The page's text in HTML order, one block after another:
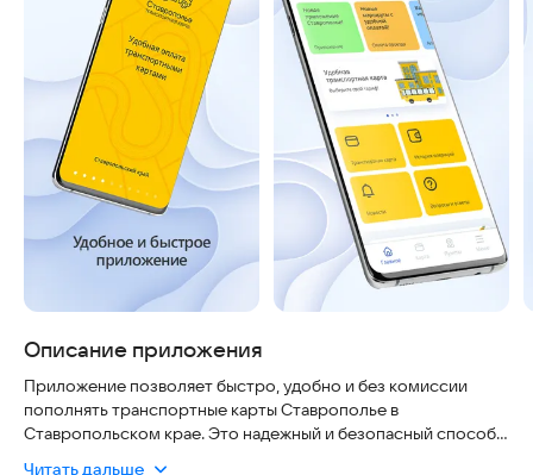
Описание приложения
Приложение позволяет быстро, удобно и без комиссии
пополнять транспортные карты Ставрополье в
Ставропольском крае. Это надежный и безопасный способ
Читать дальше